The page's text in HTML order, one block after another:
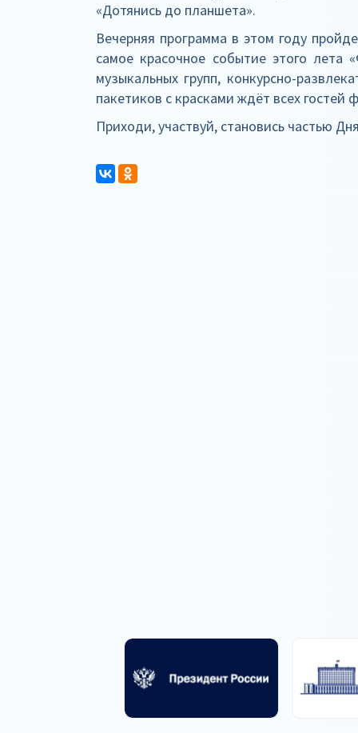
«Дотянись до планшета».
Вечерняя программа в этом году
самое красочное событие этого лета
музыкальных групп, конкурсно-
пакетиков с красками ждёт всех гостей
Приходи, участвуй, становись частью